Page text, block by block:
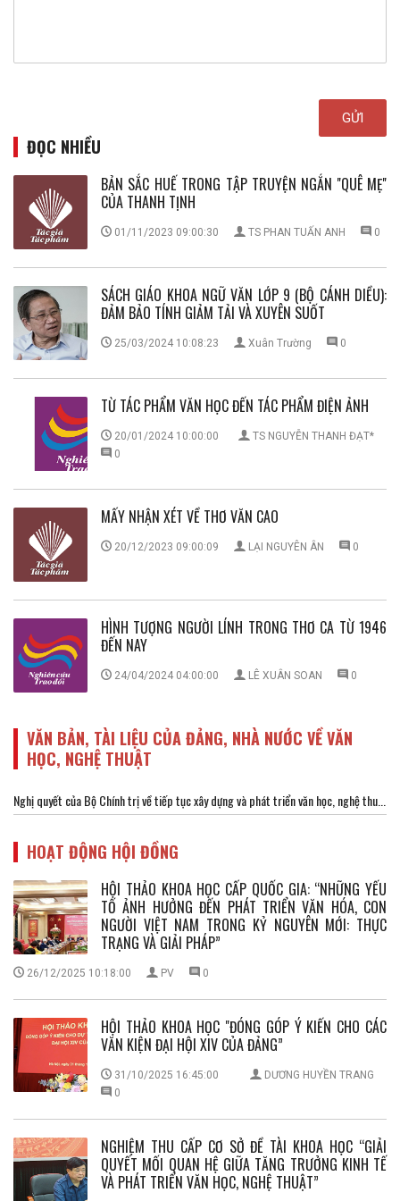
ĐỌC NHIỀU
BẢN SẮC HUẾ TRONG TẬP TRUYỆN NGẮN ''QUÊ MẸ''
CỦA THANH TỊNH
01/11/2023 09:00:30 TS PHAN TUẤN ANH 0
SÁCH GIÁO KHOA NGỮ VĂN LỚP 9 (BỘ CÁNH DIỀU):
ĐẢM BẢO TÍNH GIẢM TẢI VÀ XUYÊN SUỐT
25/03/2024 10:08:23 Xuân Trường 0
TỪ TÁC PHẨM VĂN HỌC ĐẾN TÁC PHẨM ĐIỆN ẢNH
20/01/2024 10:00:00
TS NGUYỄN THANH ĐẠT*
0
MẤY NHẬN XÉT VỀ THƠ VĂN CAO
20/12/2023 09:00:09 LẠI NGUYÊN ÂN 0
HÌNH TƯỢNG NGƯỜI LÍNH TRONG THƠ CA TỪ 1946
ĐẾN NAY
24/04/2024 04:00:00 LÊ XUÂN SOAN 0
VĂN BẢN, TÀI LIỆU CỦA ĐẢNG, NHÀ NƯỚC VỀ VĂN
HỌC, NGHỆ THUẬT
Nghị quyết của Bộ Chính trị về tiếp tục xây dựng và phát triển văn học, nghệ thu...
HOẠT ĐỘNG HỘI ĐỒNG
HỘI THẢO KHOA HỌC CẤP QUỐC GIA: “NHỮNG YẾU
TỐ ẢNH HƯỞNG ĐẾN PHÁT TRIỂN VĂN HÓA, CON
NGƯỜI VIỆT NAM TRONG KỶ NGUYÊN MỚI: THỰC
TRẠNG VÀ GIẢI PHÁP”
26/12/2025 10:18:00 PV 0
HỘI THẢO KHOA HỌC "ĐÓNG GÓP Ý KIẾN CHO CÁC
VĂN KIỆN ĐẠI HỘI XIV CỦA ĐẢNG”
31/10/2025 16:45:00
DƯƠNG HUYỀN TRANG
0
NGHIỆM THU CẤP CƠ SỞ ĐỀ TÀI KHOA HỌC “GIẢI
QUYẾT MỐI QUAN HỆ GIỮA TĂNG TRƯỞNG KINH TẾ
VÀ PHÁT TRIỂN VĂN HỌC, NGHỆ THUẬT”